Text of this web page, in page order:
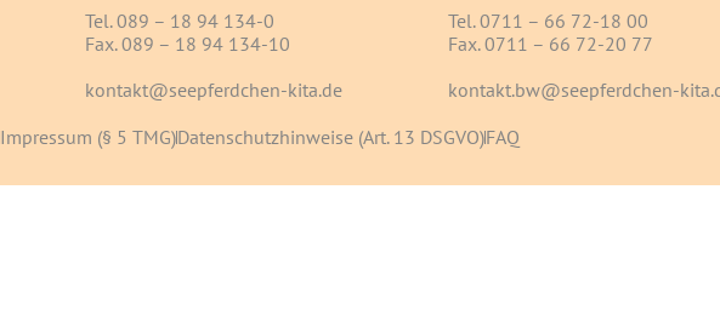
Tel. 089 – 18 94 134-0
Fax. 089 – 18 94 134-10
kontakt@seepferdchen-kita.de
Tel. 0711 – 66 72-18 00
Fax. 0711 – 66 72-20 77
kontakt.bw@seepferdchen-
Impressum (§ 5 TMG)Datenschutzhinweise (Art. 13 DSGVO)FAQ